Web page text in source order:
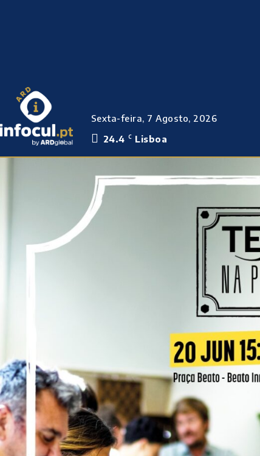
Sexta-feira, 7 Agosto, 2026
24.4 C Lisboa